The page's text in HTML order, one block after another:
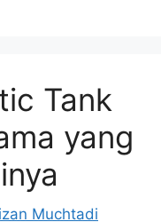
Tank
yang
Muchtadi